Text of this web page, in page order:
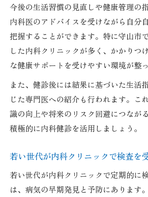
今後の生活習慣の見直しや健康管理の
内科医のアドバイスを受けながら自分
把握することができます。特に守山市
した内科クリニックが多く、かかりつ
な健康サポートを受けやすい環境が整
また、健診後には結果に基づいた生活
じた専門医への紹介も行われます。こ
識の向上や将来のリスク回避につなが
積極的に内科健診を活用しましょう。
若い世代が内科クリニックで検査を
若い世代が内科クリニックで定期的に
は、病気の早期発見と予防にあります